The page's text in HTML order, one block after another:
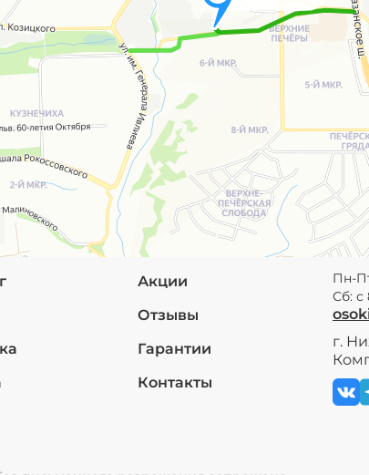
Акции
Отзывы
Гарантии
Контакты
Пн-
Сб: с
г.